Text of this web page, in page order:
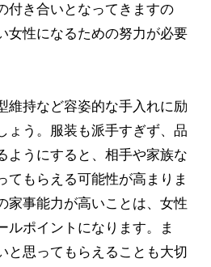
付き合いとなってきますの
女性になるための努力が必要
維持など容姿的な手入れに励
ょう。服装も派手すぎず、品
ようにすると、相手や家族な
てもらえる可能性が高まりま
家事能力が高いことは、女性
ルポイントになります。ま
と思ってもらえることも大切